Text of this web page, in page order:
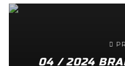
04 / 2024